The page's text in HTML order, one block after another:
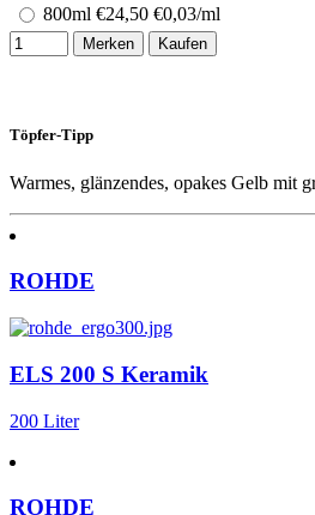
800ml €24,50 €0,03/ml
Merken Kaufen
Töpfer-Tipp
Warmes, glänzendes, opakes Gelb mit
ROHDE
ELS 200 S Keramik
200 Liter
ROHDE